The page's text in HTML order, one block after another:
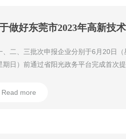
做好东莞市2023年高新技
、二、三批次申报企业分别于6月20日
期日）前通过省阳光政务平台完成首次
Read more